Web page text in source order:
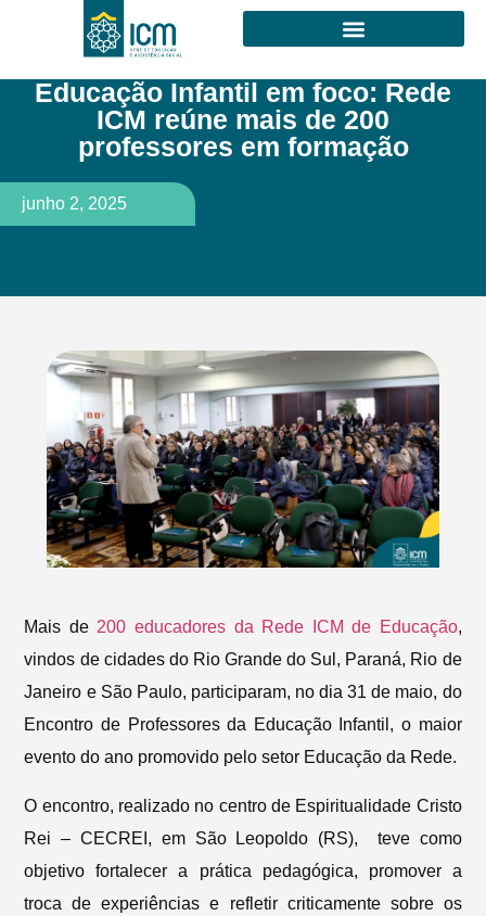
Educação Infantil em foco: Rede
ICM reúne mais de 200
professores em formação
junho 2, 2025
Mais de 200 educadores da Rede ICM de Educação,
vindos de cidades do Rio Grande do Sul, Paraná, Rio de
Janeiro e São Paulo, participaram, no dia 31 de maio, do
Encontro de Professores da Educação Infantil, o maior
evento do ano promovido pelo setor Educação da Rede.
O encontro, realizado no centro de Espiritualidade Cristo
Rei – CECREI, em São Leopoldo (RS), teve como
objetivo fortalecer a prática pedagógica, promover a
troca de experiências e refletir criticamente sobre os